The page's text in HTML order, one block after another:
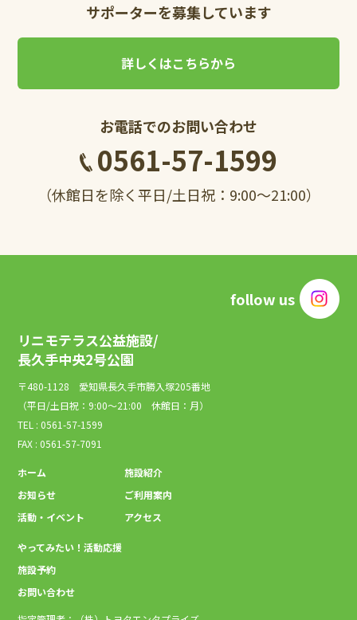
サポーターを募集しています
詳しくはこちらから
お電話でのお問い合わせ
0561-57-1599
（休館日を除く平日/土日祝：9:00～21:00）
follow us
リニモテラス公益施設/
長久手中央2号公園
〒480-1128 愛知県長久手市勝入塚205番地
（平日/土日祝：9:00～21:00 休館日：月）
TEL : 0561-57-1599
FAX : 0561-57-7091
ホーム
お知らせ
活動・イベント
施設紹介
ご利用案内
アクセス
やってみたい！活動応援
施設予約
お問い合わせ